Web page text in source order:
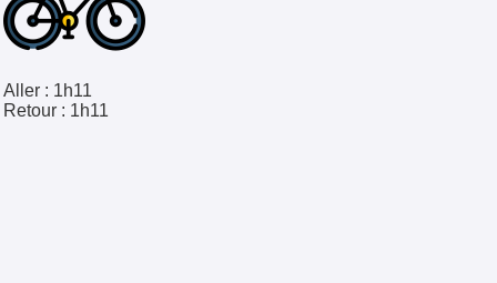
Aller : 1h11
Retour : 1h11